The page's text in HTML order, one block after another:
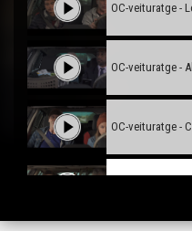
OC-veituratge -
OC-veituratge -
OC-veituratge -